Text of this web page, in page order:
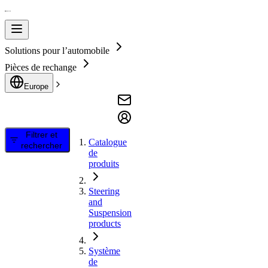
Solutions pour l’automobile
Pièces de rechange
Europe
Filtrer et
rechercher
Catalogue
de
produits
Steering
and
Suspension
products
Système
de